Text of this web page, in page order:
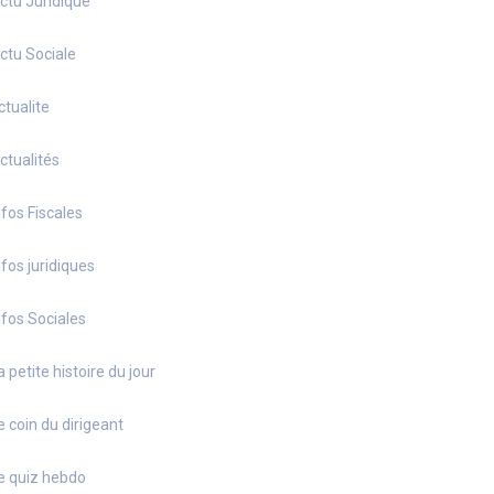
Sociale
Fiscales
juridiques
Sociales
petite histoire du jour
coin du dirigeant
quiz hebdo